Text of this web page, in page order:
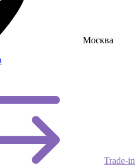
Москва
Trade-in